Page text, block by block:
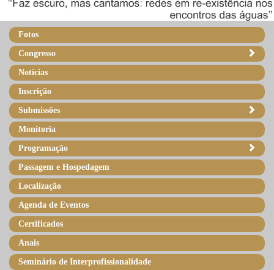
Fotos
Congresso
Notícias
Inscrição
Submissões
Monitoria
Programação
Passagem e Hospedagem
Localização
Agenda de Eventos
Certificados
Anais
Seminário de Interprofissionalidade